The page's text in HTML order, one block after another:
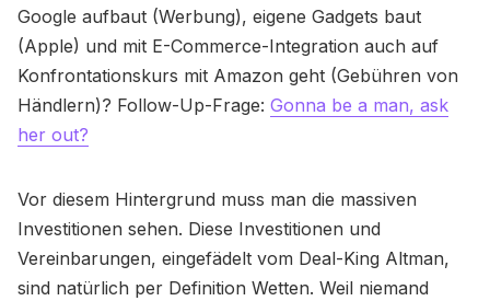
Google aufbaut (Werbung), eigene Gadgets baut
(Apple) und mit E-Commerce-Integration auch auf
Konfrontationskurs mit Amazon geht (Gebühren von
Händlern)? Follow-Up-Frage: Gonna be a man, ask
her out?
Vor diesem Hintergrund muss man die massiven
Investitionen sehen. Diese Investitionen und
Vereinbarungen, eingefädelt vom Deal-King Altman,
sind natürlich per Definition Wetten. Weil niemand